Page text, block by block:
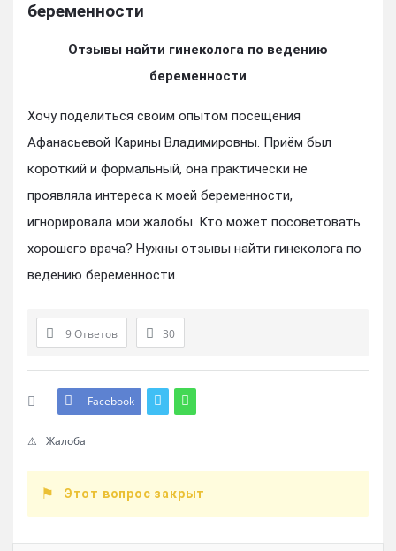
беременности
Отзывы найти гинеколога по ведению
беременности
Хочу поделиться своим опытом посещения
Афанасьевой Карины Владимировны. Приём был
короткий и формальный, она практически не
проявляла интереса к моей беременности,
игнорировала мои жалобы. Кто может посоветовать
хорошего врача? Нужны отзывы найти гинеколога по
ведению беременности.
9 Ответов 30
Facebook
Жалоба
Этот вопрос закрыт